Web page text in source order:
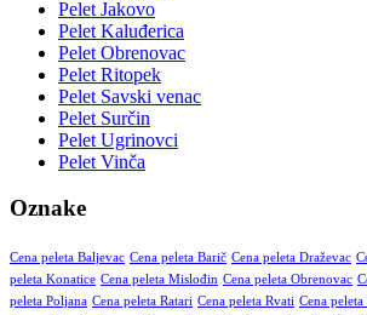
Pelet Jakovo
Pelet Kaluđerica
Pelet Obrenovac
Pelet Ritopek
Pelet Savski venac
Pelet Surčin
Pelet Ugrinovci
Pelet Vinča
Oznake
Cena peleta Baljevac Cena peleta Barič Cena peleta Draževac
peleta Konatice Cena peleta Mislođin Cena peleta Obrenovac
peleta Poljana Cena peleta Ratari Cena peleta Rvati Cena peleta